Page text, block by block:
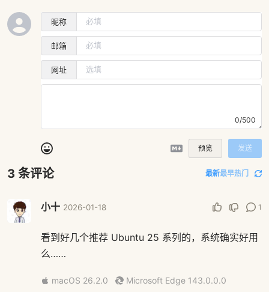
昵称
邮箱
网址
0/500
预览 发送
3 条评论 最新最早热门
小十 2026-01-18 1
看到好几个推荐 Ubuntu 25 系列的，系统确实好用
么……
macOS 26.2.0 Microsoft Edge 143.0.0.0